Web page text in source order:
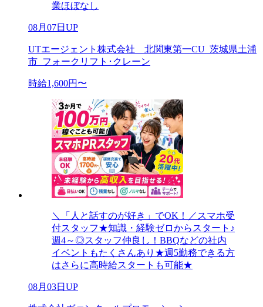
業ほぼなし
08月07日UP
UTエージェント株式会社 北関東第一CU_茨城県土浦
市_フォークリフト･クレーン
時給1,600円〜
＼「人と話すのが好き」でOK！／スマホ受
付スタッフ★知識・経験ゼロからスタート♪
週4～◎スタッフ仲良し！BBQなどの社内
イベントもたくさんあり★週5勤務できる方
はさらに高時給スタートも可能★
08月03日UP